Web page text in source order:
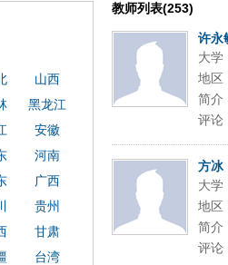
operand97996x
1dfbxca12
blablaenddefin
dfb989919
key98991 methodmulti
教师列表(253)
许永
大学
地区
简介
评论
方冰
大学
地区
简介
评论
山西
黑龙江
安徽
河南
广西
贵州
甘肃
台湾